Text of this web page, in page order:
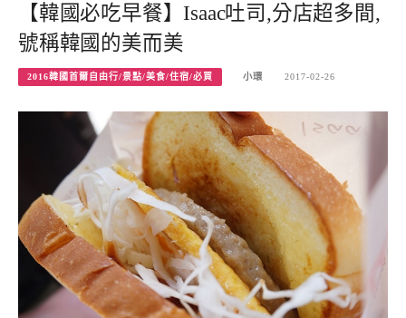
【韓國必吃早餐】Isaac吐司,分店超多間,
號稱韓國的美而美
2016韓國首爾自由行/景點/美食/住宿/必買 小環 2017-02-26